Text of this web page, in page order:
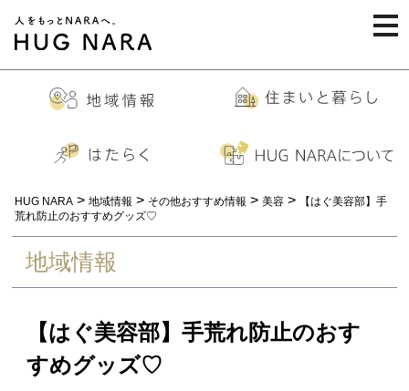
HUG NARA > 地域情報 > その他おすすめ情報 > 美容 >
【はぐ美容部】手
荒れ防止のおすすめグッズ♡
地域情報
【はぐ美容部】手荒れ防止のおす
すめグッズ♡